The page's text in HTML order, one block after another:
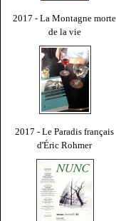
2017 - La Montagne morte
de la vie
2017 - Le Paradis français
d'Éric Rohmer